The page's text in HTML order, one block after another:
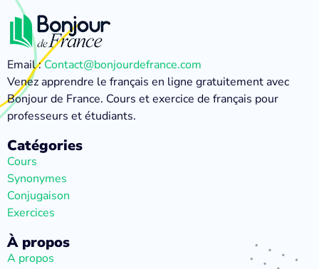
Email :Contact@bonjourdefrance.com
Venez apprendre le français en ligne gratuitement avec
Bonjour de France. Cours et exercice de français pour
professeurs et étudiants.
Catégories
Cours
Synonymes
Conjugaison
Exercices
À propos
A propos